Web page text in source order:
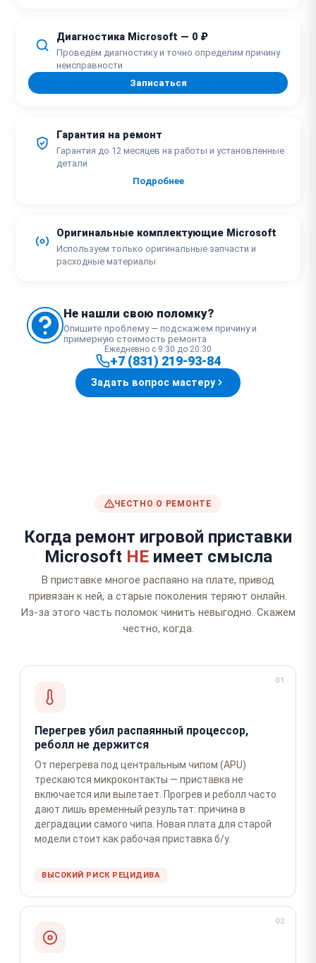
Диагностика Microsoft — 0 ₽
Проведём диагностику и точно определим причину
неисправности
Записаться
Гарантия на ремонт
Гарантия до 12 месяцев на работы и установленные
детали
Подробнее
Оригинальные комплектующие Microsoft
Используем только оригинальные запчасти и
расходные материалы
Не нашли свою поломку?
Опишите проблему — подскажем причину и
примерную стоимость ремонта
Ежедневно с 9:30 до 20:30
+7 (831) 219-93-84
Задать вопрос мастеру
ЧЕСТНО О РЕМОНТЕ
Когда ремонт игровой приставки
Microsoft НЕимеет смысла
В приставке многое распаяно на плате, привод
привязан к ней, а старые поколения теряют онлайн.
Из-за этого часть поломок чинить невыгодно. Скажем
честно, когда.
01
Перегрев убил распаянный процессор,
реболл не держится
От перегрева под центральным чипом (APU)
трескаются микроконтакты — приставка не
включается или вылетает. Прогрев и реболл часто
дают лишь временный результат: причина в
деградации самого чипа. Новая плата для старой
модели стоит как рабочая приставка б/у.
ВЫСОКИЙ РИСК РЕЦИДИВА
02